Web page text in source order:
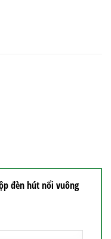
đèn hút nổi vuông